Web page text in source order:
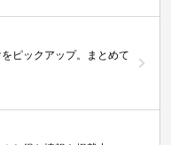
ピックアップ。まとめて